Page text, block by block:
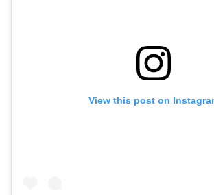
View this post on